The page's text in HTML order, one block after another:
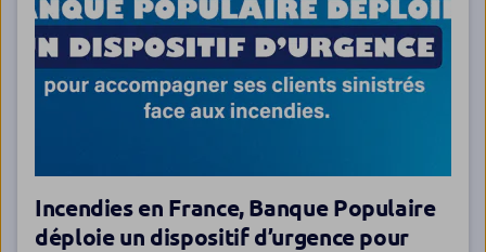
Incendies en France, Banque Populaire
déploie un dispositif d’urgence pour